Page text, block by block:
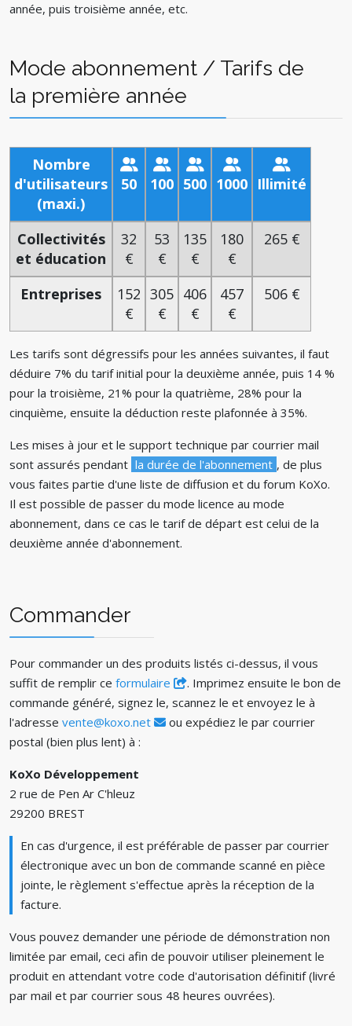
année, puis troisième année, etc.
Mode abonnement / Tarifs de
la première année
Nombre
d'utilisateurs
(maxi.)
50 100 500 1000 Illimité
Collectivités
et éducation
32
€
53
€
135
€
180
€
265 €
Entreprises
152
€
305
€
406
€
457
€
506 €
Les tarifs sont dégressifs pour les années suivantes, il faut
déduire 7% du tarif initial pour la deuxième année, puis 14 %
pour la troisième, 21% pour la quatrième, 28% pour la
cinquième, ensuite la déduction reste plafonnée à 35%.
Les mises à jour et le support technique par courrier mail
sont assurés pendant la durée de l'abonnement , de plus
vous faites partie d'une liste de diffusion et du forum KoXo.
Il est possible de passer du mode licence au mode
abonnement, dans ce cas le tarif de départ est celui de la
deuxième année d'abonnement.
Commander
Pour commander un des produits listés ci-dessus, il vous
suffit de remplir ce formulaire
. Imprimez ensuite le bon de
commande généré, signez le, scannez le et envoyez le à
l'adresse vente@koxo.net
ou expédiez le par courrier
postal (bien plus lent) à :
KoXo Développement
2 rue de Pen Ar C'hleuz
29200 BREST
En cas d'urgence, il est préférable de passer par courrier
électronique avec un bon de commande scanné en pièce
jointe, le règlement s'effectue après la réception de la
facture.
Vous pouvez demander une période de démonstration non
limitée par email, ceci afin de pouvoir utiliser pleinement le
produit en attendant votre code d'autorisation définitif (livré
par mail et par courrier sous 48 heures ouvrées).